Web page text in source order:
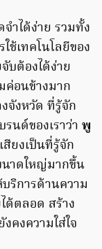
ำได้ง่าย รวมทั้ง
ช้เทคโนโลยีของ
บต้องได้ง่าย
ค่อนข้างมาก
จังหวัด ที่รู้จัก
นด์ของเราว่า พู
สียงเป็นที่รู้จัก
นาดใหญ่มากขึ้น
บริการด้านความ
ด้ตลอด สร้าง
คงความใส่ใจ